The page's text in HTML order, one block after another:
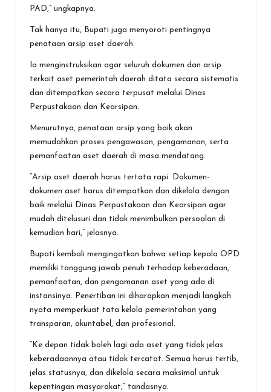
PAD,” ungkapnya.
Tak hanya itu, Bupati juga menyoroti pentingnya
penataan arsip aset daerah.
Ia menginstruksikan agar seluruh dokumen dan arsip
terkait aset pemerintah daerah ditata secara sistematis
dan ditempatkan secara terpusat melalui Dinas
Perpustakaan dan Kearsipan.
Menurutnya, penataan arsip yang baik akan
memudahkan proses pengawasan, pengamanan, serta
pemanfaatan aset daerah di masa mendatang.
“Arsip aset daerah harus tertata rapi. Dokumen-
dokumen aset harus ditempatkan dan dikelola dengan
baik melalui Dinas Perpustakaan dan Kearsipan agar
mudah ditelusuri dan tidak menimbulkan persoalan di
kemudian hari,” jelasnya.
Bupati kembali mengingatkan bahwa setiap kepala OPD
memiliki tanggung jawab penuh terhadap keberadaan,
pemanfaatan, dan pengamanan aset yang ada di
instansinya. Penertiban ini diharapkan menjadi langkah
nyata memperkuat tata kelola pemerintahan yang
transparan, akuntabel, dan profesional.
“Ke depan tidak boleh lagi ada aset yang tidak jelas
keberadaannya atau tidak tercatat. Semua harus tertib,
jelas statusnya, dan dikelola secara maksimal untuk
kepentingan masyarakat,” tandasnya.